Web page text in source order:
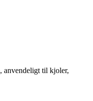
anvendeligt til kjoler,